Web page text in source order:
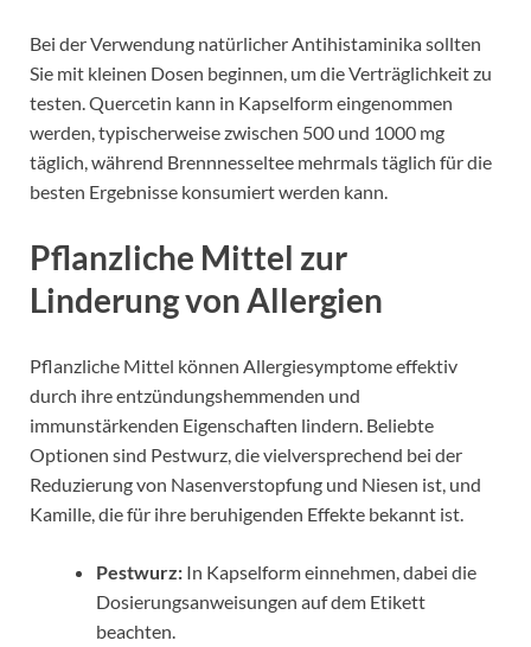
Bei der Verwendung natürlicher Antihistaminika sollten
Sie mit kleinen Dosen beginnen, um die Verträglichkeit zu
testen. Quercetin kann in Kapselform eingenommen
werden, typischerweise zwischen 500 und 1000 mg
täglich, während Brennnesseltee mehrmals täglich für die
besten Ergebnisse konsumiert werden kann.
Pflanzliche Mittel zur
Linderung von Allergien
Pflanzliche Mittel können Allergiesymptome effektiv
durch ihre entzündungshemmenden und
immunstärkenden Eigenschaften lindern. Beliebte
Optionen sind Pestwurz, die vielversprechend bei der
Reduzierung von Nasenverstopfung und Niesen ist, und
Kamille, die für ihre beruhigenden Effekte bekannt ist.
Pestwurz: In Kapselform einnehmen, dabei die
Dosierungsanweisungen auf dem Etikett
beachten.